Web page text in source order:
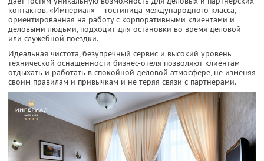
контактов. «Империал» — гостиница международного класса,
ориентированная на работу с корпоративными клиентами и
деловыми людьми, подходит для остановки во время деловой
или служебной поездки.
Идеальная чистота, безупречный сервис и высокий уровень
технической оснащенности бизнес-отеля позволяют клиентам
отдыхать и работать в спокойной деловой атмосфере, не изменяя
своим правилам и привычкам и не теряя связи с партнерами.